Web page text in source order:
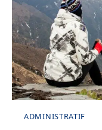
ADMINISTRATIF